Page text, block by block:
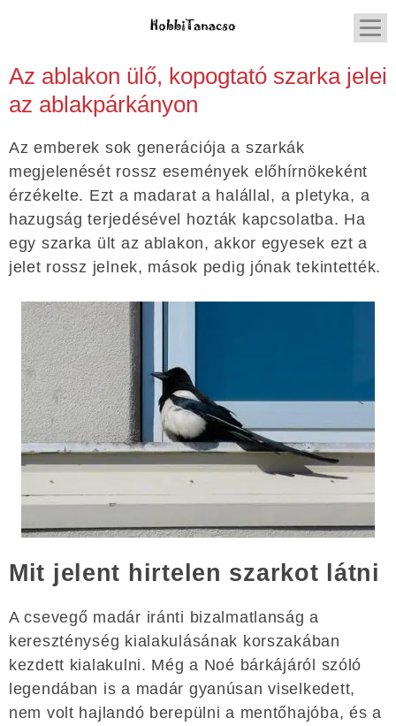
Az ablakon ülő, kopogtató szarka jelei
az ablakpárkányon
Az emberek sok generációja a szarkák
megjelenését rossz események előhírnökeként
érzékelte. Ezt a madarat a halállal, a pletyka, a
hazugság terjedésével hozták kapcsolatba. Ha
egy szarka ült az ablakon, akkor egyesek ezt a
jelet rossz jelnek, mások pedig jónak tekintették.
Mit jelent hirtelen szarkot látni
A csevegő madár iránti bizalmatlanság a
kereszténység kialakulásának korszakában
kezdett kialakulni. Még a Noé bárkájáról szóló
legendában is a madár gyanúsan viselkedett,
nem volt hajlandó berepülni a mentőhajóba, és a